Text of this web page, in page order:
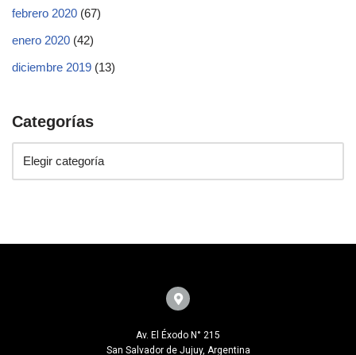
febrero 2020 (67)
enero 2020 (42)
diciembre 2019 (13)
Categorías
Av. El Éxodo N° 215
San Salvador de Jujuy, Argentina